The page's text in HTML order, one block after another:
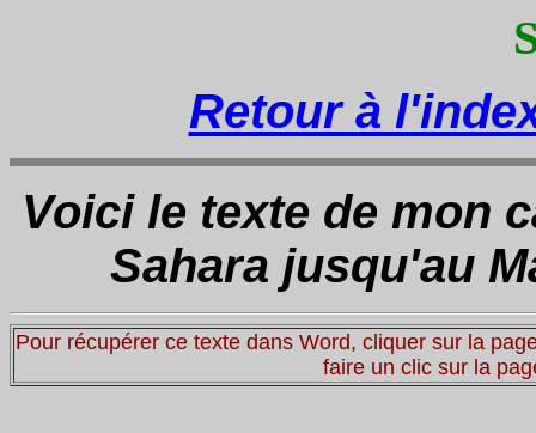
Retour à
Voici le texte de mon
Sahara jusqu'au
Pour récupérer ce texte dans Word, cliquer sur la
faire un clic sur la